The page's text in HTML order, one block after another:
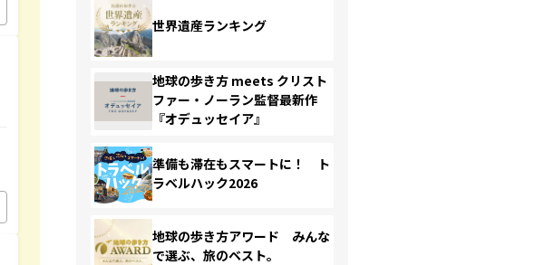
世界遺産ランキング
地球の歩き方 meets クリスト
ファー・ノーラン監督最新作
『オデュッセイア』
準備も滞在もスマートに！ ト
ラベルハック2026
地球の歩き方アワード みんな
で選ぶ、旅のベスト。